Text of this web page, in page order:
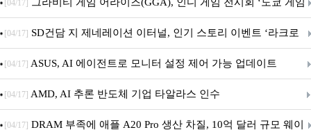
[04/17]
던전 13’ 참가!
[04/17] SD건담 지 제네레이션 이터널, 인기 스토리 이벤트 ‘라크로
아의 용사’ 재개최 및 풍성한 기념 이벤트 실시!
[04/17] ASUS, AI 에이전트로 모니터 설정 제어 가능 업데이트
[04/17] AMD, AI 추론 반도체 기업 타알라스 인수
[04/17] DRAM 부족에 애플 A20 Pro 생산 차질, 10억 달러 규모 웨이